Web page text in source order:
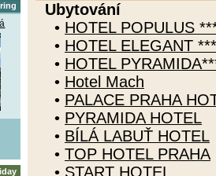
Ubytování
• HOTEL POPULUS
• HOTEL ELEGANT
• HOTEL
• Hotel Mach
• PALACE PRAHA
• PYRAMIDA HOTEL
• BÍLÁ LABUŤ HOTEL
• TOP HOTEL PRAHA
• START HOTEL